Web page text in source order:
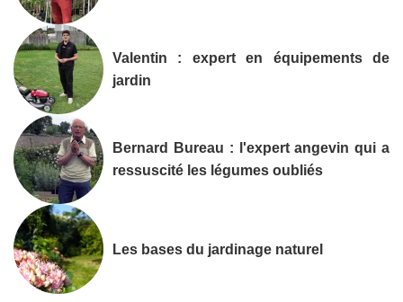
Valentin : expert en équipements de
jardin
Bernard Bureau : l'expert angevin qui a
ressuscité les légumes oubliés
Les bases du jardinage naturel